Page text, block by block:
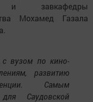
и завкафедры
Мохамед Газала
с вузом по кино-
развитию
Самым
Саудовской